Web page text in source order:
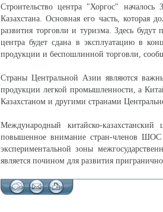
Строительство центра "Хоргос"
Казахстана. Основная его часть, которая
развития торговли и туризма. Здесь
центра будет сдана в эксплуатацию в
продукции и беспошлинной торговли,
Страны Центральной Азии являются
продукции легкой промышленности, а
Казахстаном и другими странами
Международный китайско-казахстанский
повышенное внимание стран-членов ШОС
экспериментальной зоны
является почином для развития